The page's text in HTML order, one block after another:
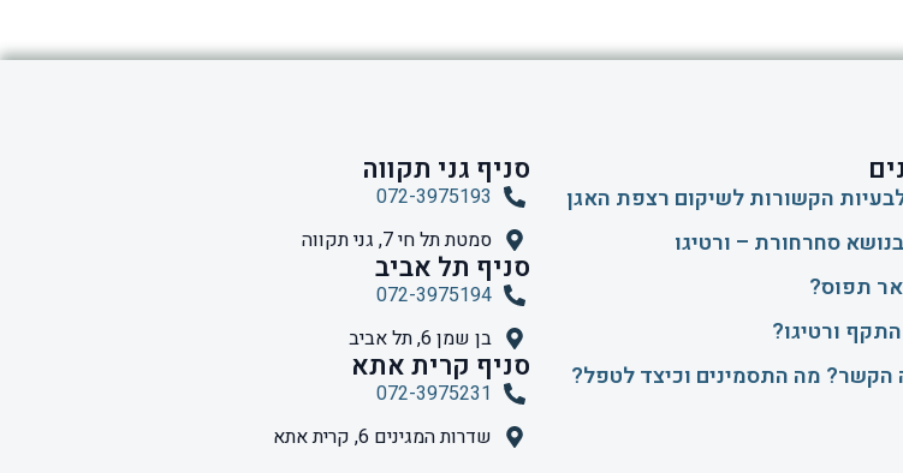
הקשורות לשיקום רצפת האגן
סחרחורת – ורטיגו
תפוס?
ורטיגו?
הקשר? מה התסמינים וכיצד לטפל?
סניף גני תקווה
072-3975193
סמטת תל חי 7, גני תקווה
סניף תל אביב
072-3975194
בן שמן 6, תל אביב
סניף קרית אתא
072-3975231
שדרות המגינים 6, קרית אתא